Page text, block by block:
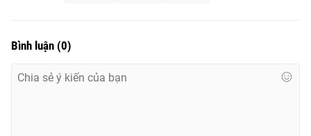
Bình luận (0)